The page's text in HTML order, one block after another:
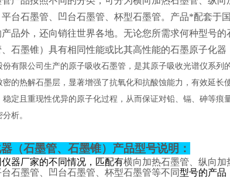
台石墨管、凹台石墨管、杯型石墨管。产品*配套于
品外，还向销往世界各地。无论您所需求何种型号
石墨锥）具有相同性能或比其高性能的石墨原子化器
有限公司生产的原子吸收石墨管，是其原子吸收光谱仪系
的热解石墨层，显著增强了抗氧化和抗酸蚀能力，有效延
稳定且重现性优异的原子化过程，从而保证对铅、镉、砷等
析。
（石墨管、石墨锥）产品型号说明：
器厂家的不同情况，匹配有横向加热石墨管、纵向
石墨管、凹台石墨管、杯型石墨管等不同型号的产品